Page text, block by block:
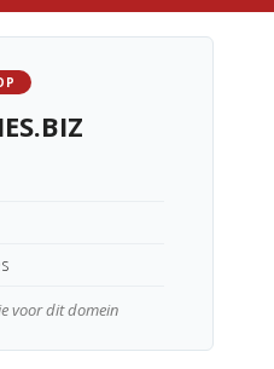
a
t
voor dit domein